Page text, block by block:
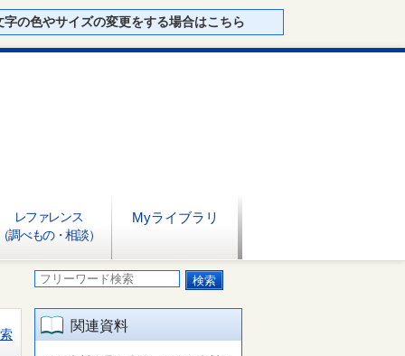
の色やサイズの変更をする場合はこちら
レファレンス
調べもの・相談）
Myライブラリ
関連資料